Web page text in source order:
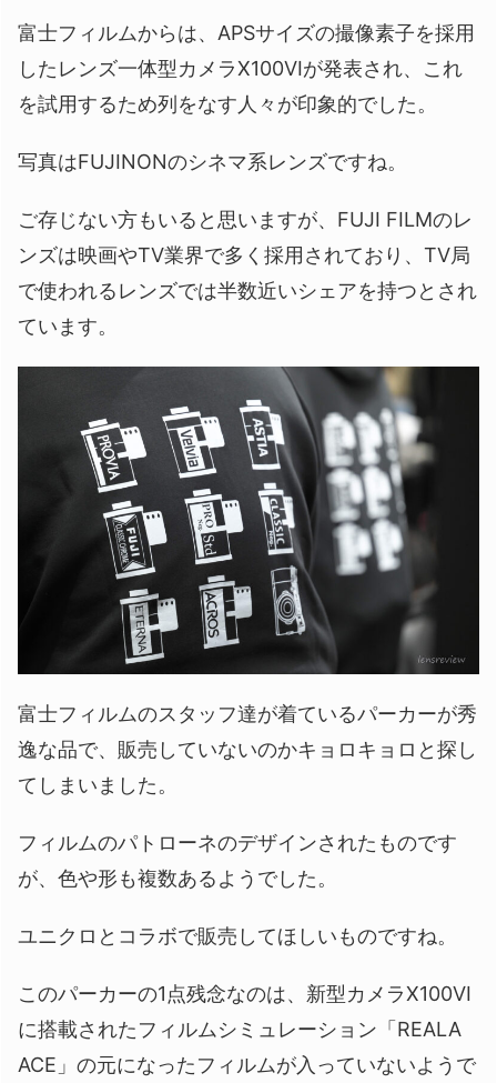
富士フィルムからは、APSサイズの撮像素子を採用
したレンズ一体型カメラX100VIが発表され、これ
を試用するため列をなす人々が印象的でした。
写真はFUJINONのシネマ系レンズですね。
ご存じない方もいると思いますが、FUJI FILMのレ
ンズは映画やTV業界で多く採用されており、TV局
で使われるレンズでは半数近いシェアを持つとされ
ています。
富士フィルムのスタッフ達が着ているパーカーが秀
逸な品で、販売していないのかキョロキョロと探し
てしまいました。
フィルムのパトローネのデザインされたものです
が、色や形も複数あるようでした。
ユニクロとコラボで販売してほしいものですね。
このパーカーの1点残念なのは、新型カメラX100VI
に搭載されたフィルムシミュレーション「REALA
ACE」の元になったフィルムが入っていないようで